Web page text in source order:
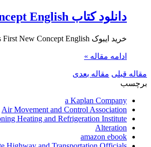
دانلود کتاب First Things First New Concept English
خرید ایبوک First Things First New Concept English برای دانلود ایبوک First Things First New Concept English و خرید کتاب…
ادامه مقاله »
مقاله قبلی مقاله بعدی
برچسب
a Kaplan Company
Air Movement and Control Association
Heating and Refrigeration Institute
Alteration
amazon ebook